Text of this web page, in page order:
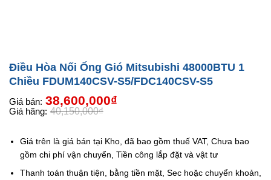
Điều Hòa Nối Ống Gió Mitsubishi 48000BTU 1
Chiều FDUM140CSV-S5/FDC140CSV-S5
40,150,000₫
Giá
gốc
là:
38,600,000₫
Giá
hiện
tại
38,600,000₫.
Giá trên là giá bán tại Kho, đã bao gồm thuế VAT, Chưa bao
gồm chi phí vận chuyển, Tiền công lắp đặt và vật tư
Thanh toán thuận tiện, bằng tiền mặt, Sec hoặc chuyển khoản,